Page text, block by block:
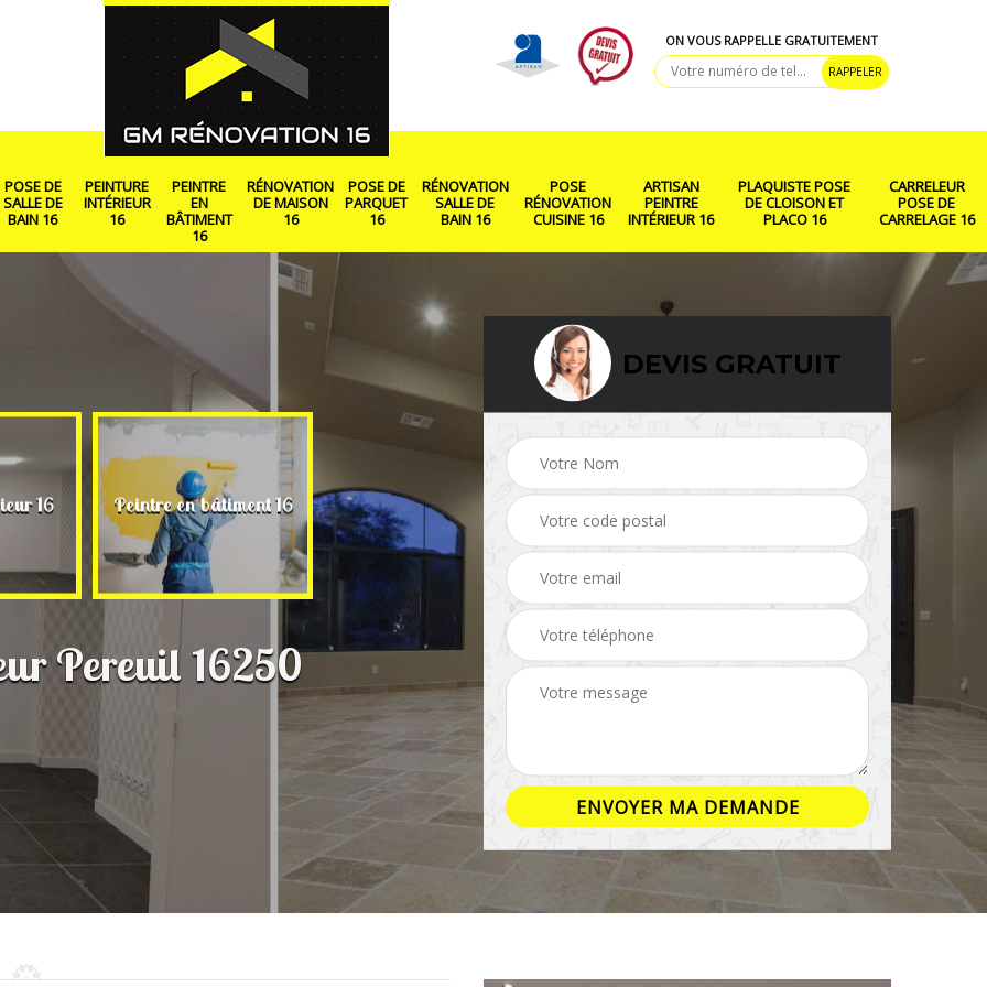
ON VOUS RAPPELLE GRATUITEMENT
POSE DE
SALLE DE
BAIN 16
PEINTURE
INTÉRIEUR
16
PEINTRE
EN
BÂTIMENT
16
RÉNOVATION
DE MAISON
16
POSE DE
PARQUET
16
RÉNOVATION
SALLE DE
BAIN 16
POSE
RÉNOVATION
CUISINE 16
ARTISAN
PEINTRE
INTÉRIEUR 16
PLAQUISTE POSE
DE CLOISON ET
PLACO 16
CARRELEUR
POSE DE
CARRELAGE 16
16 Peintre en bâtiment 16 Rénovation de maison
16
Rénovation salle de
bain 16
Pereuil 16250
DEVIS GRATUIT